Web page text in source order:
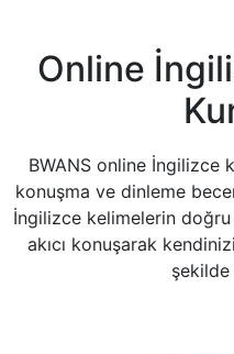
Online
BWANS online İngilizce
konuşma ve dinleme
İngilizce kelimelerin
akıcı konuşarak